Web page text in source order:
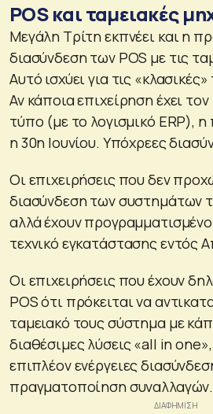
POS και ταμειακές
Μεγάλη Τρίτη εκπνέει και η
διασύνδεση των POS με τις
Αυτό ισχύει για τις
Αν κάποια επιχείρηση έχει τον
τύπο (με το λογισμικό ERP), η
η 30η Ιουνίου. Υπόχρεες
Οι επιχειρήσεις που δεν
διασύνδεση των συστημάτων
αλλά έχουν
τεχνικό εγκατάστασης εντός
Οι επιχειρήσεις που έχουν
POS ότι πρόκειται να
ταμειακό τους σύστημα με
διαθέσιμες λύσεις «all in
επιπλέον ενέργειες
πραγματοποίηση συναλλαγών.